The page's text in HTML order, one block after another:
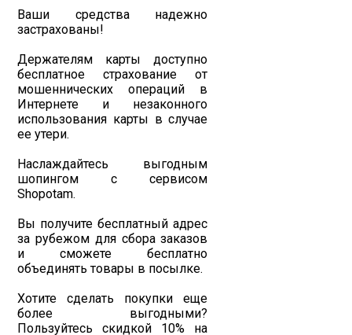
Ваши средства надежно
застрахованы!
Держателям карты доступно
бесплатное страхование от
мошеннических операций в
Интернете и незаконного
использования карты в случае
ее утери.
Наслаждайтесь выгодным
шопингом с сервисом
Shopotam.
Вы получите бесплатный адрес
за рубежом для сбора заказов
и сможете бесплатно
объединять товары в посылке.
Хотите сделать покупки еще
более выгодными?
Пользуйтесь скидкой 10% на